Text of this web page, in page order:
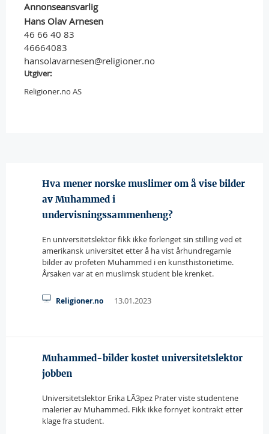
Annonseansvarlig
Hans Olav Arnesen
46 66 40 83
46664083
hansolavarnesen@religioner.no
Utgiver:
Religioner.no AS
Hva mener norske muslimer om å vise bilder
av Muhammed i
undervisningssammenheng?
En universitetslektor fikk ikke forlenget sin stilling ved et
amerikansk universitet etter å ha vist århundregamle
bilder av profeten Muhammed i en kunsthistorietime.
Årsaken var at en muslimsk student ble krenket.
Religioner.no 13.01.2023
Muhammed-bilder kostet universitetslektor
jobben
Universitetslektor Erika LÃ3pez Prater viste studentene
malerier av Muhammed. Fikk ikke fornyet kontrakt etter
klage fra student.